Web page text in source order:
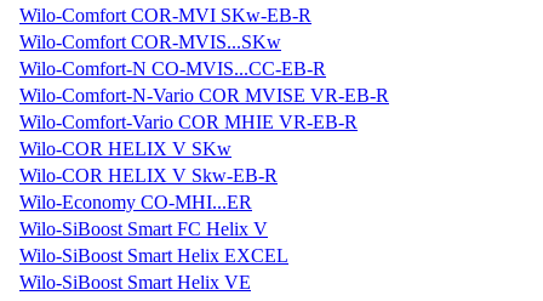
Wilo-Comfort COR-MVI SKw-EB-R
Wilo-Comfort COR-MVIS...SKw
Wilo-Comfort-N CO-MVIS...CC-EB-R
Wilo-Comfort-N-Vario COR MVISE VR-EB-R
Wilo-Comfort-Vario COR MHIE VR-EB-R
Wilo-COR HELIX V SKw
Wilo-COR HELIX V Skw-EB-R
Wilo-Economy CO-MHI...ER
Wilo-SiBoost Smart FC Helix V
Wilo-SiBoost Smart Helix EXCEL
Wilo-SiBoost Smart Helix VE